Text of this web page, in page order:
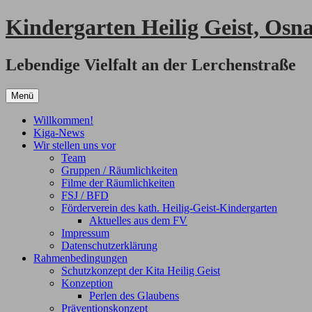
Zum
Inhalt
Kindergarten Heilig Geist,
Lebendige Vielfalt an der Lerchenstraße
Menü
Willkommen!
Kiga-News
Wir stellen uns vor
Team
Gruppen / Räumlichkeiten
Filme der Räumlichkeiten
FSJ / BFD
Förderverein des kath. Heilig-Geist-Kindergarten
Aktuelles aus dem FV
Impressum
Datenschutzerklärung
Rahmenbedingungen
Schutzkonzept der Kita Heilig Geist
Konzeption
Perlen des Glaubens
Präventionskonzept